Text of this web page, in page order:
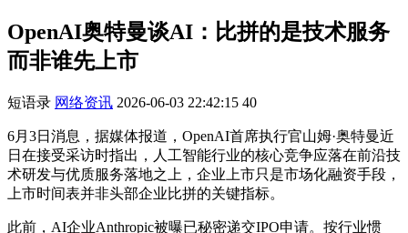
OpenAI奥特曼谈AI：比拼的是技术服务
而非谁先上市
短语录 网络资讯 2026-06-03 22:42:15 40
6月3日消息，据媒体报道，OpenAI首席执行官山姆·奥特曼近
日在接受采访时指出，人工智能行业的核心竞争应落在前沿技
术研发与优质服务落地之上，企业上市只是市场化融资手段，
上市时间表并非头部企业比拼的关键指标。
此前，AI企业Anthropic被曝已秘密递交IPO申请。按行业惯